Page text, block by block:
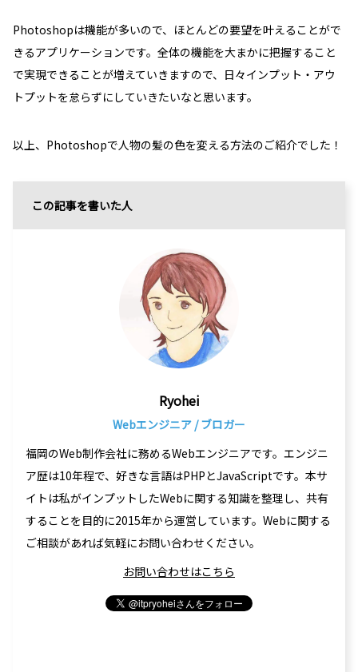
Photoshopは機能が多いので、ほとんどの要望を叶えることがで
きるアプリケーションです。全体の機能を大まかに把握すること
で実現できることが増えていきますので、日々インプット・アウ
トプットを怠らずにしていきたいなと思います。
以上、Photoshopで人物の髪の色を変える方法のご紹介でした！
この記事を書いた人
Ryohei
Webエンジニア / ブロガー
福岡のWeb制作会社に務めるWebエンジニアです。エンジニ
ア歴は10年程で、好きな言語はPHPとJavaScriptです。本サ
イトは私がインプットしたWebに関する知識を整理し、共有
することを目的に2015年から運営しています。Webに関する
ご相談があれば気軽にお問い合わせください。
お問い合わせはこちら